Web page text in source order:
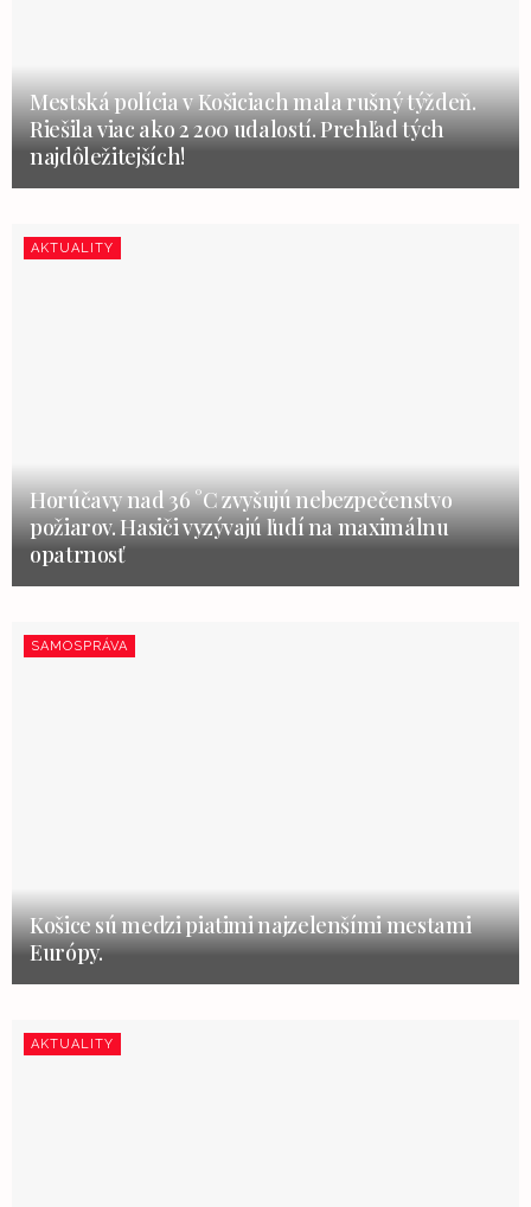
Mestská polícia v Košiciach mala rušný týždeň.
Riešila viac ako 2 200 udalostí. Prehľad tých
najdôležitejších!
AKTUALITY
Horúčavy nad 36 °C zvyšujú nebezpečenstvo
požiarov. Hasiči vyzývajú ľudí na maximálnu
opatrnosť
SAMOSPRÁVA
Košice sú medzi piatimi najzelenšími mestami
Európy.
AKTUALITY